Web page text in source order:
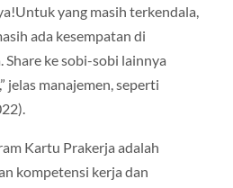
yang masih terkendala,
ada kesempatan di
ke sobi-sobi lainnya
jelas manajemen, seperti
Kartu Prakerja adalah
kompetensi kerja dan